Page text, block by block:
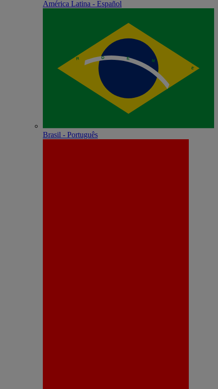
América Latina - Español
Brasil - Português